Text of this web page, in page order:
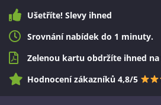
Ušetříte! Slevy ihned
Srovnání nabídek do 1 minuty.
Zelenou kartu obdržíte ihned na
Hodnocení zákazníků 4,8/5